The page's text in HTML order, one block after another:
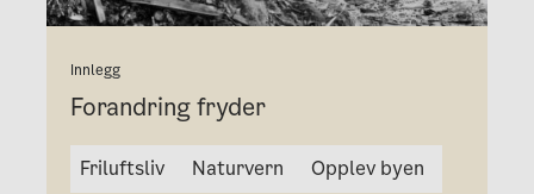
Innlegg
Forandring fryder
Friluftsliv Naturvern Opplev byen